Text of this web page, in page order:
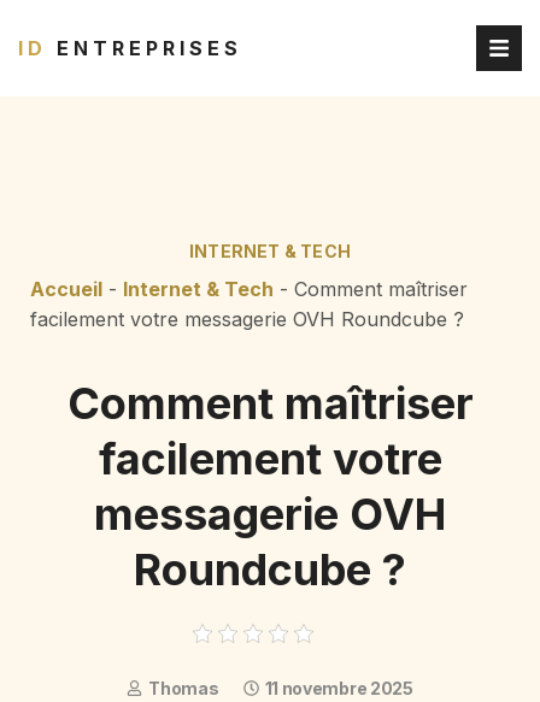
ID ENTREPRISES
INTERNET & TECH
Accueil - Internet & Tech - Comment maîtriser
facilement votre messagerie OVH Roundcube ?
Comment maîtriser
facilement votre
messagerie OVH
Roundcube ?
Thomas
11 novembre 2025